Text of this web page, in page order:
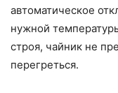
автоматическое
нужной
строя, чайник не
перегреться.